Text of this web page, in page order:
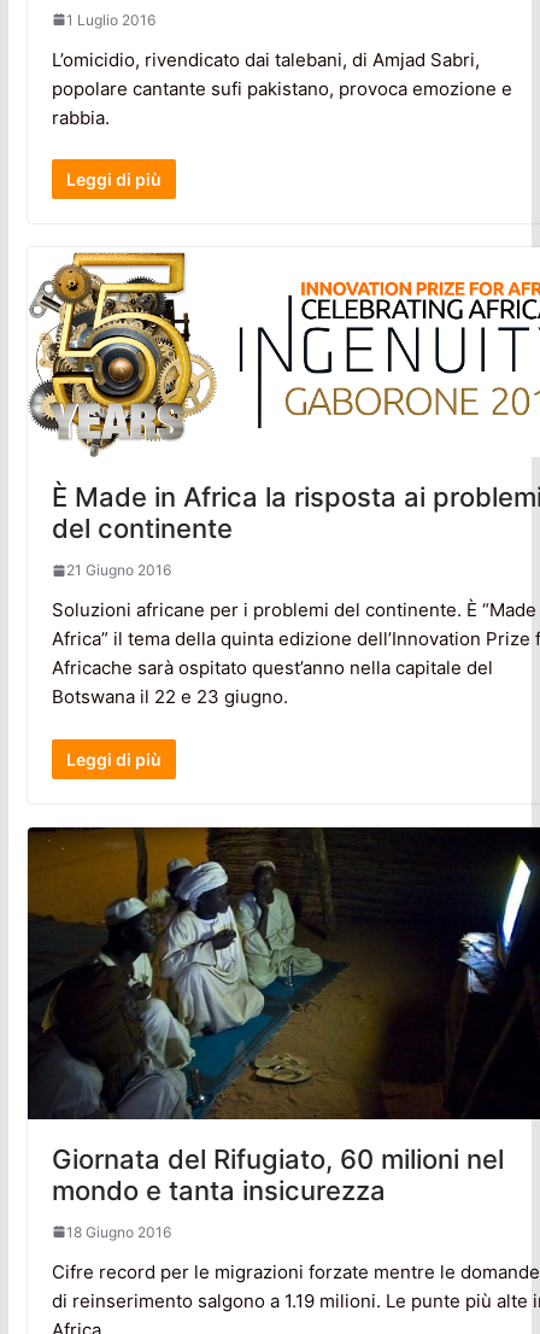
1 Luglio 2016
L’omicidio, rivendicato dai talebani, di Amjad Sabri,
popolare cantante sufi pakistano, provoca emozione e
rabbia.
Leggi di più
È Made in Africa la risposta ai
del continente
21 Giugno 2016
Soluzioni africane per i problemi del continente. È
Africa” il tema della quinta edizione dell’Innovation Prize
Africache sarà ospitato quest’anno nella capitale del
Botswana il 22 e 23 giugno.
Leggi di più
Giornata del Rifugiato, 60 milioni nel
mondo e tanta insicurezza
18 Giugno 2016
Cifre record per le migrazioni forzate mentre le domande
di reinserimento salgono a 1.19 milioni. Le punte più alte